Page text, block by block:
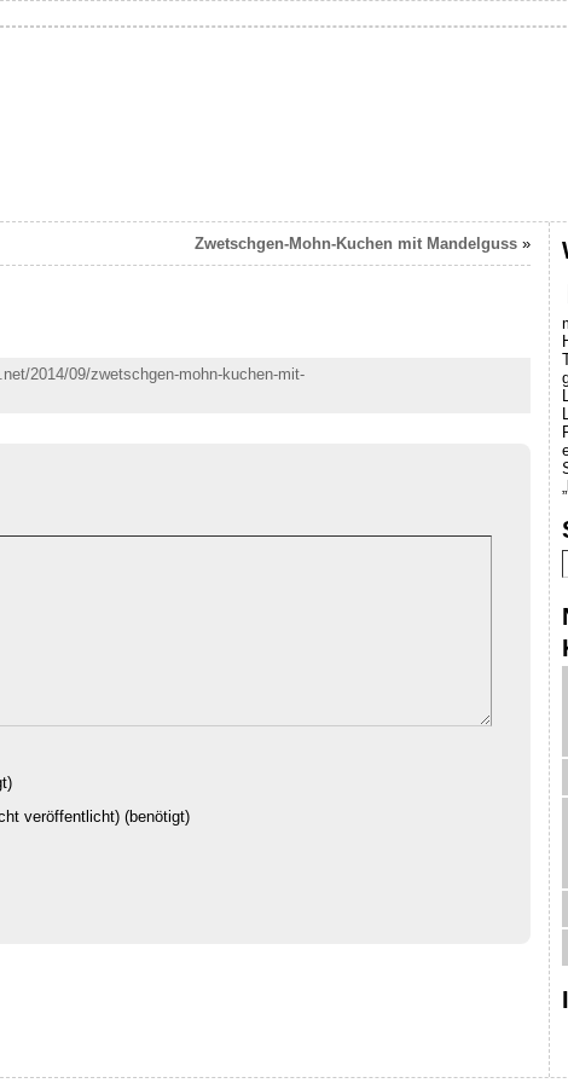
Zwetschgen-Mohn-Kuchen mit Mandelguss »
2014/09/zwetschgen-mohn-kuchen-mit-
veröffentlicht) (benötigt)